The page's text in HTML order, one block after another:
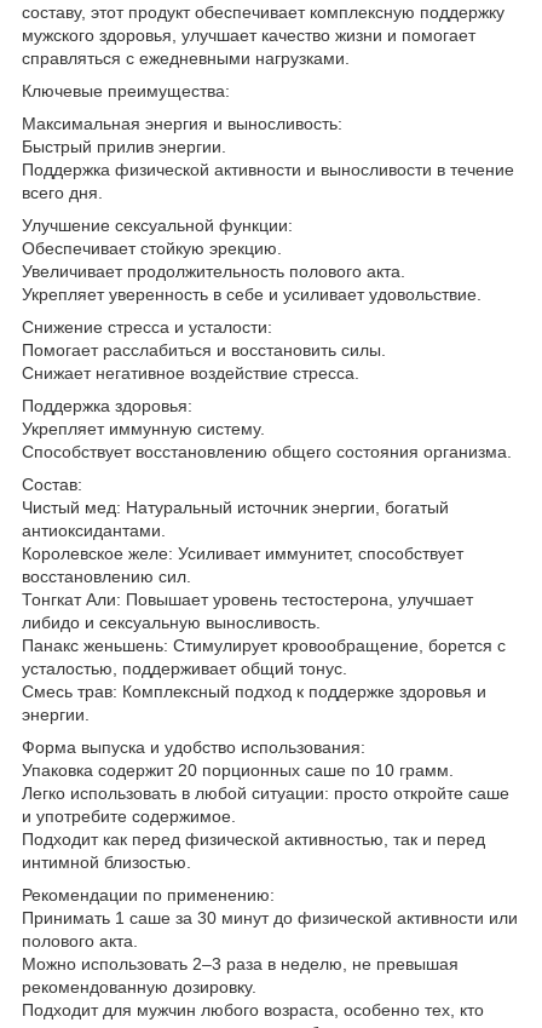
составу, этот продукт обеспечивает комплексную поддержку
мужского здоровья, улучшает качество жизни и помогает
справляться с ежедневными нагрузками.
Ключевые преимущества:
Максимальная энергия и выносливость:
Быстрый прилив энергии.
Поддержка физической активности и выносливости в течение
всего дня.
Улучшение сексуальной функции:
Обеспечивает стойкую эрекцию.
Увеличивает продолжительность полового акта.
Укрепляет уверенность в себе и усиливает удовольствие.
Снижение стресса и усталости:
Помогает расслабиться и восстановить силы.
Снижает негативное воздействие стресса.
Поддержка здоровья:
Укрепляет иммунную систему.
Способствует восстановлению общего состояния организма.
Состав:
Чистый мед: Натуральный источник энергии, богатый
антиоксидантами.
Королевское желе: Усиливает иммунитет, способствует
восстановлению сил.
Тонгкат Али: Повышает уровень тестостерона, улучшает
либидо и сексуальную выносливость.
Панакс женьшень: Стимулирует кровообращение, борется с
усталостью, поддерживает общий тонус.
Смесь трав: Комплексный подход к поддержке здоровья и
энергии.
Форма выпуска и удобство использования:
Упаковка содержит 20 порционных саше по 10 грамм.
Легко использовать в любой ситуации: просто откройте саше
и употребите содержимое.
Подходит как перед физической активностью, так и перед
интимной близостью.
Рекомендации по применению:
Принимать 1 саше за 30 минут до физической активности или
полового акта.
Можно использовать 2–3 раза в неделю, не превышая
рекомендованную дозировку.
Подходит для мужчин любого возраста, особенно тех, кто